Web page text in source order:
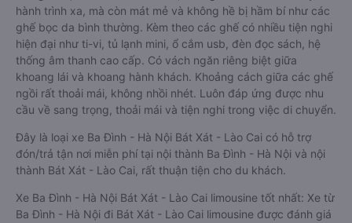
hành trình xa, mà còn mát mẻ và không hề bị hầm bí như các
ghế bọc da bình thường. Kèm theo các ghế có nhiều tiện nghi
hiện đại như ti-vi, tủ lạnh mini, ổ cắm usb, đèn đọc sách, hệ
thống âm thanh cao cấp. Có vách ngăn riêng biệt giữa
khoang lái và khoang hành khách. Khoảng cách giữa các ghế
ngồi rất thoải mái, không nhồi nhét. Luôn đáp ứng được nhu
cầu về sang trọng, thoải mái và tiện nghi trong việc di chuyển.
Đây là loại xe Ba Đình - Hà Nội Bát Xát - Lào Cai có hỗ trợ
đón/trả tận nơi miễn phí tại nội thành Ba Đình - Hà Nội và nội
thành Bát Xát - Lào Cai, rất thuận tiện cho du khách.
Xe Ba Đình - Hà Nội Bát Xát - Lào Cai limousine tốt nhất: Xe từ
Ba Đình - Hà Nội đi Bát Xát - Lào Cai limousine được đánh giá